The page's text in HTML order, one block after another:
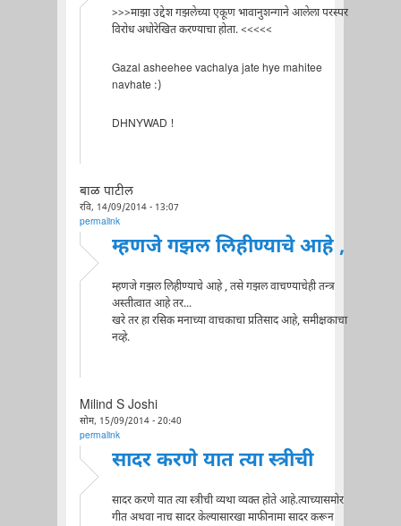
>>>माझा उद्देश गझलेच्या एकूण भावानुशन्गाने आलेला परस्पर
विरोध अधोरेखित करण्याचा होता. <<<<<
Gazal asheehee vachalya jate hye mahitee
navhate :)
DHNYWAD !
बाळ पाटील
रवि, 14/09/2014 - 13:07
permalink
म्हणजे गझल लिहीण्याचे आहे ,
म्हणजे गझल लिहीण्याचे आहे , तसे गझल वाचण्याचेही तन्त्र
अस्तीत्वात आहे तर...
खरे तर हा रसिक मनाच्या वाचकाचा प्रतिसाद आहे, समीक्षकाचा
नव्हे.
Milind S Joshi
सोम, 15/09/2014 - 20:40
permalink
सादर करणे यात त्या स्त्रीची
सादर करणे यात त्या स्त्रीची व्यथा व्यक्त होते आहे.त्याच्यासमोर
गीत अथवा नाच सादर केल्यासारखा माफीनामा सादर करून